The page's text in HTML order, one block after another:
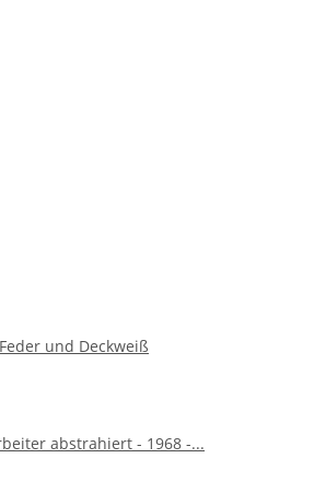
und Deckweiß